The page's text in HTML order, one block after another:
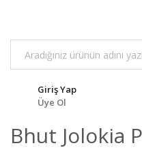
Giriş Yap
Üye Ol
Bhut Jolokia